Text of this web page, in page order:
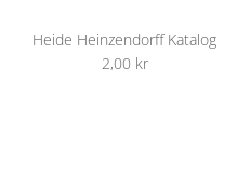
Heide Heinzendorff Katalog
2,00 kr